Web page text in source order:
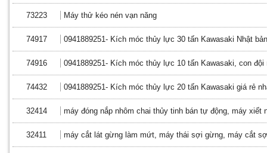
73223 Máy thử kéo nén vạn năng
74917 0941889251- Kích móc thủy lực 30 tấn Kawasaki Nhật
74916 0941889251- Kích móc thủy lực 10 tấn Kawasaki, con đội
74432 0941889251- Kích móc thủy lực 20 tấn Kawasaki giá rẻ
32414 máy đóng nắp nhôm chai thủy tinh bán tự động, máy xiết
32411 máy cắt lát gừng làm mứt, máy thái sợi gừng, máy cắt